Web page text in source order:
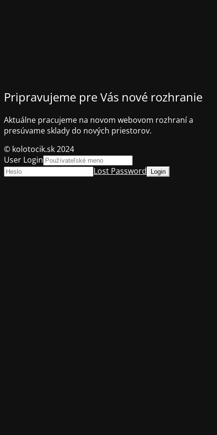
Pripravujeme pre Vás nové rozhranie
Aktuálne pracujeme na novom webovom rozhraní a
presúvame sklady do nových priestorov.
© kolotocik.sk 2024
User Login
Lost Password